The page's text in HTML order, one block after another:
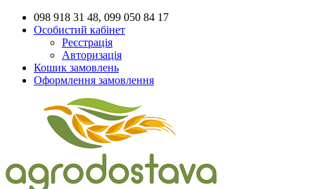
098 918 31 48, 099 050 84 17
Особистий кабінет
Реєстрація
Авторизація
Кошик замовлень
Оформлення замовлення